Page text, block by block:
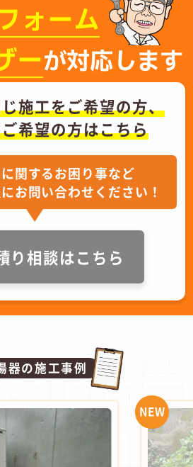
ォーム
ーが対応します
施工をご希望の方、
希望の方はこちら
関するお困り事など
お問い合わせください！
り相談はこちら
器の施工事例
NEW